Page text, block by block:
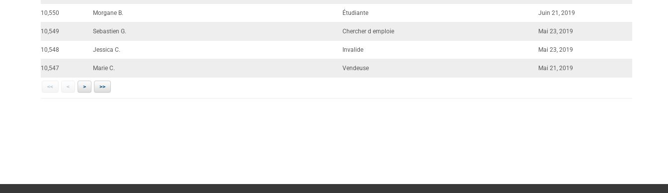
10,550 Morgane B. Étudiante Juin 21, 2019
10,549 Sebastien G. Chercher d emploie Mai 23, 2019
10,548 Jessica C. Invalide Mai 23, 2019
10,547 Marie C. Vendeuse Mai 21, 2019
<< < > >>